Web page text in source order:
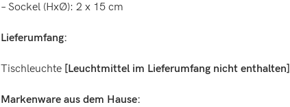
– Sockel (HxØ): 2 x 15 cm
Lieferumfang:
Tischleuchte [Leuchtmittel im Lieferumfang nicht enthalten]
Markenware aus dem Hause: